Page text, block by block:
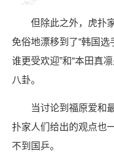
但除此之外，虎扑
免俗地漂移到了“韩国选
谁更受欢迎”和“本田真
八卦。
当讨论到福原爱和
扑家人们给出的观点
不到国乒。